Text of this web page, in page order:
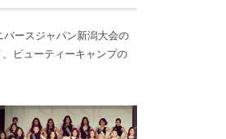
バースジャパン新潟大会の
ビューティーキャンプの